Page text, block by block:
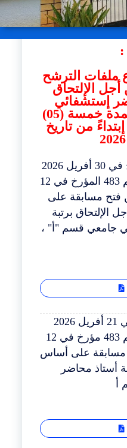
ملفات الترشح
الإلتحاق
إستشفائي
جامعي قسم "أ" لمدة خمسة (05)
من تاريخ
القرار رقم 612 المؤرخ في 30 أفريل 2026
يعدل و يتمم القرار رقم 483 المؤرخ في 12
فتح مسابقة على
الإلتحاق برتبة
جامعي قسم "أ" ،
قرار رقم 521 مؤرخ في 21 أفريل 2026
يعدل و يتمم القرار رقم 483 مؤرخ في 12
فتح مسابقة على أساس
أستاذ محاضر